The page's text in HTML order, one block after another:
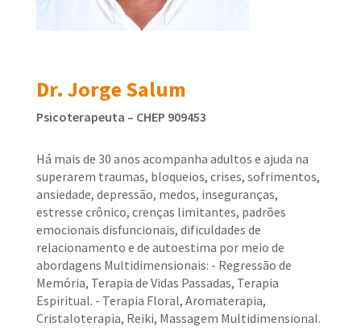
Dr. Jorge Salum
Psicoterapeuta – CHEP 909453
Há mais de 30 anos acompanha adultos e ajuda na
superarem traumas, bloqueios, crises, sofrimentos,
ansiedade, depressão, medos, inseguranças,
estresse crônico, crenças limitantes, padrões
emocionais disfuncionais, dificuldades de
relacionamento e de autoestima por meio de
abordagens Multidimensionais: - Regressão de
Memória, Terapia de Vidas Passadas, Terapia
Espiritual. - Terapia Floral, Aromaterapia,
Cristaloterapia, Reiki, Massagem Multidimensional.